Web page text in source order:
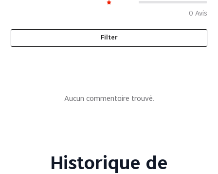
0 Avis
Filter
Aucun commentaire trouvé.
Historique de